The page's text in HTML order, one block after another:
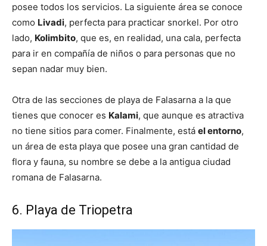
posee todos los servicios. La siguiente área se conoce
como Livadi, perfecta para practicar snorkel. Por otro
lado, Kolimbito, que es, en realidad, una cala, perfecta
para ir en compañía de niños o para personas que no
sepan nadar muy bien.
Otra de las secciones de playa de Falasarna a la que
tienes que conocer es Kalami, que aunque es atractiva
no tiene sitios para comer. Finalmente, está el entorno,
un área de esta playa que posee una gran cantidad de
flora y fauna, su nombre se debe a la antigua ciudad
romana de Falasarna.
6. Playa de Triopetra